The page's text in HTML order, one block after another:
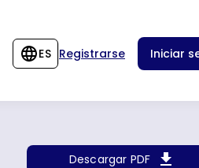
ES Registrarse Iniciar
Descargar PDF